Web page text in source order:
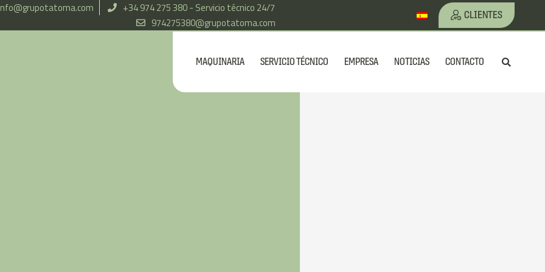
+34 974 275 380 - Servicio técnico 24/7
974275380@grupotatoma.com
CLIENTES
MAQUINARIA SERVICIO TÉCNICO EMPRESA NOTICIAS CONTACTO